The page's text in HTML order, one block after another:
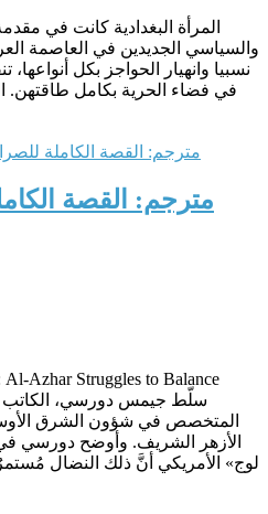
المرأة البغدادية كانت في
والسياسي الجديدين في العاصمة
نسبيا وانهيار الحواجز بكل
في فضاء الحرية بكامل طاقتهن.
مترجم: القصة
المتخصص في شؤون الشرق
الأزهر الشريف. وأوضح دورسي
لوج» الأمريكي أنَّ ذلك النضال